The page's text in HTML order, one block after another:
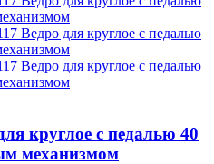
круглое с педалью 40
механизмом